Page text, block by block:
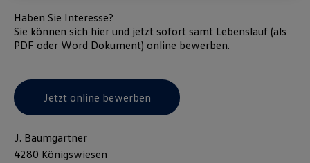
Haben Sie Interesse?
Sie können sich hier und jetzt sofort samt Lebenslauf (als
PDF oder Word Dokument) online bewerben.
Jetzt online bewerben
J. Baumgartner
4280 Königswiesen
Hinweis zu Cookies für Marketingzwecke:
verwendet um personalisierte Werbung auszuspielen. Sofern Sie über
einen von uns personalisierten Link auf unsere Website gelangen,
Händler bzw. im Falle eines Porsche Betriebs, Porsche Inter Auto
GmbH & Co KG, eingesehen werden.